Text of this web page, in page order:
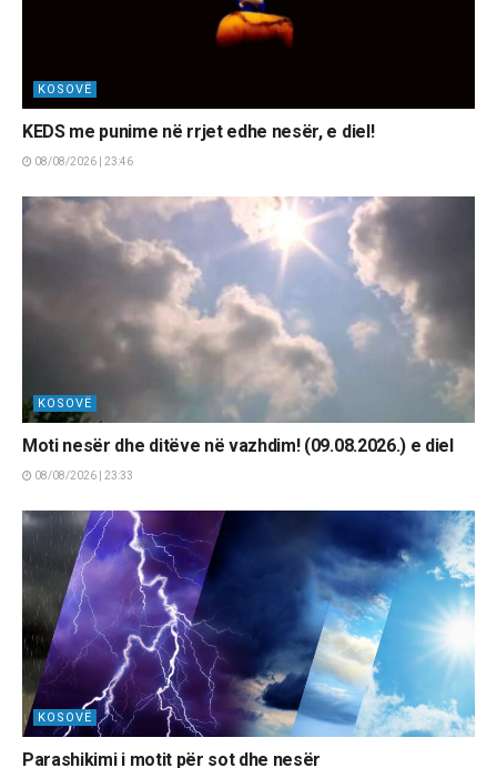
KOSOVË
KEDS me punime në rrjet edhe nesër, e diel!
08/08/2026 | 23:46
KOSOVË
Moti nesër dhe ditëve në vazhdim! (09.08.2026.) e diel
08/08/2026 | 23:33
KOSOVË
Parashikimi i motit për sot dhe nesër